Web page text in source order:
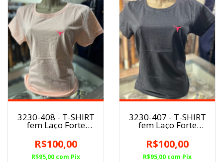
3230-408 - T-SHIRT
fem Laço Forte
Salmão
R$100,00
R$95,00 com Pix
3230-407 - T-SHIRT
fem Laço Forte
Preta
R$100,00
R$95,00 com Pix